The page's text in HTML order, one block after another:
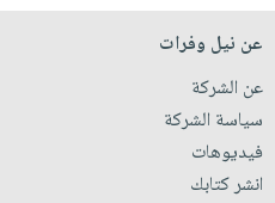
عن نيل وفرات
عن الشركة
سياسة الشركة
فيديوهات
انشر كتابك